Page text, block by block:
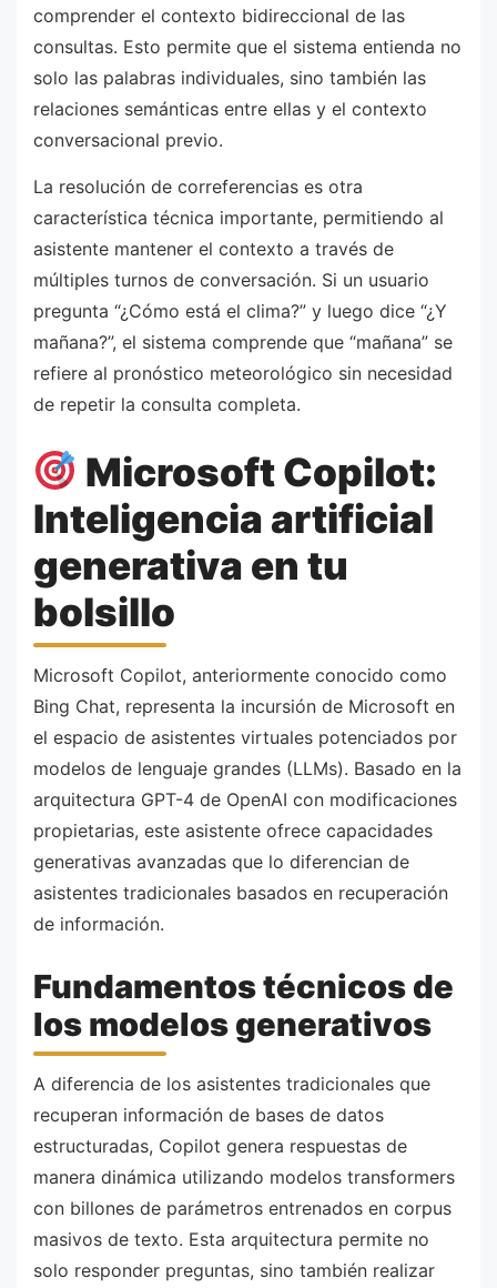
comprender el contexto bidireccional de las
consultas. Esto permite que el sistema entienda no
solo las palabras individuales, sino también las
relaciones semánticas entre ellas y el contexto
conversacional previo.
La resolución de correferencias es otra
característica técnica importante, permitiendo al
asistente mantener el contexto a través de
múltiples turnos de conversación. Si un usuario
pregunta “¿Cómo está el clima?” y luego dice “¿Y
mañana?”, el sistema comprende que “mañana” se
refiere al pronóstico meteorológico sin necesidad
de repetir la consulta completa.
Microsoft Copilot:
Inteligencia artificial
generativa en tu
bolsillo
Microsoft Copilot, anteriormente conocido como
Bing Chat, representa la incursión de Microsoft en
el espacio de asistentes virtuales potenciados por
modelos de lenguaje grandes (LLMs). Basado en la
arquitectura GPT-4 de OpenAI con modificaciones
propietarias, este asistente ofrece capacidades
generativas avanzadas que lo diferencian de
asistentes tradicionales basados en recuperación
de información.
Fundamentos técnicos de
los modelos generativos
A diferencia de los asistentes tradicionales que
recuperan información de bases de datos
estructuradas, Copilot genera respuestas de
manera dinámica utilizando modelos transformers
con billones de parámetros entrenados en corpus
masivos de texto. Esta arquitectura permite no
solo responder preguntas, sino también realizar